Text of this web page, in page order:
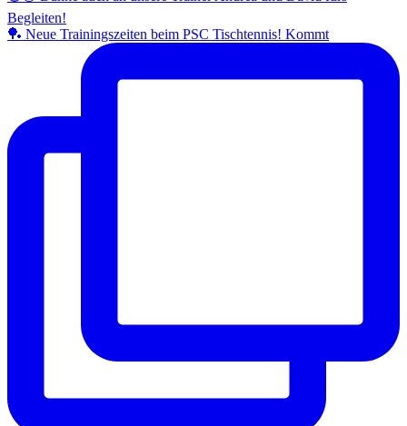
🏓 Neue Trainingszeiten beim PSC Tischtennis! Kommt